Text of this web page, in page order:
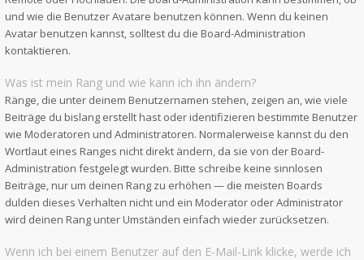
und wie die Benutzer Avatare benutzen können. Wenn du keinen
Avatar benutzen kannst, solltest du die Board-Administration
kontaktieren.
Was ist mein Rang und wie kann ich ihn ändern?
Ränge, die unter deinem Benutzernamen stehen, zeigen an, wie viele
Beiträge du bislang erstellt hast oder identifizieren bestimmte Benutzer
wie Moderatoren und Administratoren. Normalerweise kannst du den
Wortlaut eines Ranges nicht direkt ändern, da sie von der Board-
Administration festgelegt wurden. Bitte schreibe keine sinnlosen
Beiträge, nur um deinen Rang zu erhöhen — die meisten Boards
dulden dieses Verhalten nicht und ein Moderator oder Administrator
wird deinen Rang unter Umständen einfach wieder zurücksetzen.
Wenn ich bei einem Benutzer auf den E-Mail-Link klicke, werde ich